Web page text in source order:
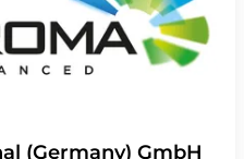
(Germany) GmbH